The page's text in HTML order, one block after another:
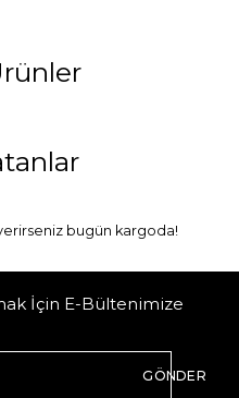
bugün kargoda!
İçin E-Bültenimize
GÖNDER